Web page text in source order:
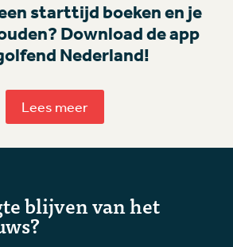
starttijd boeken en je
Download de app
Nederland!
Lees meer
blijven van het